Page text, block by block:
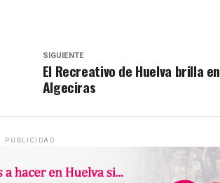
SIGUIENTE
El Recreativo de Huelva brilla en
Algeciras
PUBLICIDAD